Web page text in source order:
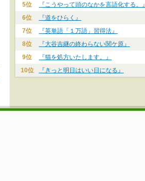
5位
『こうやって頭のなかを言語化する。』
6位
『道をひらく』
7位
『英単語「１万語」習得法』
8位
『大谷吉継の終わらない関ケ原』
9位
『猫を処方いたします。』
10位
『きっと明日はいい日になる』